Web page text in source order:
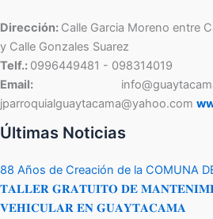
Dirección: Calle Garcia Moreno entre
y Calle Gonzales Suarez
Telf.: 0996449481 - 098314019
Email:
jparroquialguaytacama@yahoo.com
Últimas Noticias
88 Años de Creación de la COMUNA
𝐓𝐀𝐋𝐋𝐄𝐑 𝐆𝐑𝐀𝐓𝐔𝐈𝐓𝐎 𝐃𝐄
𝐕𝐄𝐇𝐈𝐂𝐔𝐋𝐀𝐑 𝐄𝐍 𝐆𝐔𝐀𝐘𝐓𝐀𝐂𝐀𝐌𝐀